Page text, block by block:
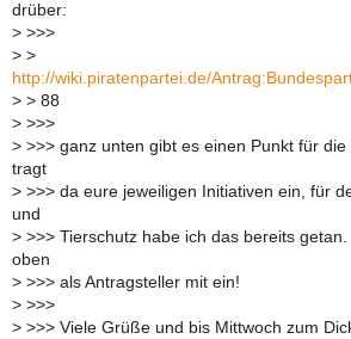
drüber:
> >>>
> >
http://wiki.piratenpartei.de/
> > 88
> >>>
> >>> ganz unten gibt es einen Punkt für
tragt
> >>> da eure jeweiligen Initiativen ein, für
und
> >>> Tierschutz habe ich das bereits
oben
> >>> als Antragsteller mit ein!
> >>>
> >>> Viele Grüße und bis Mittwoch zum